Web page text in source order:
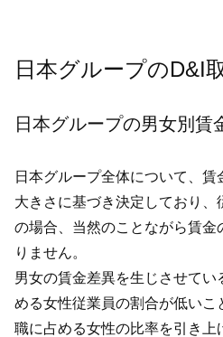
日本グループのD&I
日本グループの男女別賃
日本グループ全体について、
大きさに基づき決定しており
の場合、当然のことながら賃金
りません。
男女の賃金差異を生じさせて
める女性従業員の割合が低いこ
職に占める女性の比率を引き上